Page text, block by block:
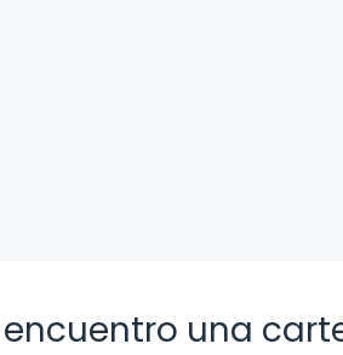
una